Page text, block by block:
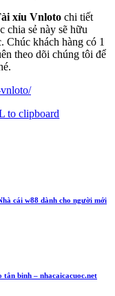
xỉu Vnloto chi tiết
chia sẻ này sẽ hữu
Chúc khách hàng có 1
theo dõi chúng tôi để
to clipboard
cái w88 dành cho người mới
tân binh – nhacaicacuoc.net